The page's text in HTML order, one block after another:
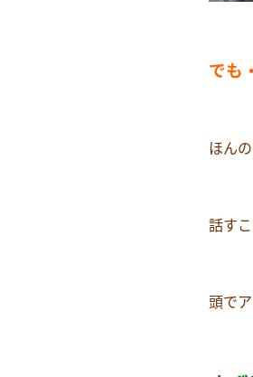
でも
ほん
話す
頭で